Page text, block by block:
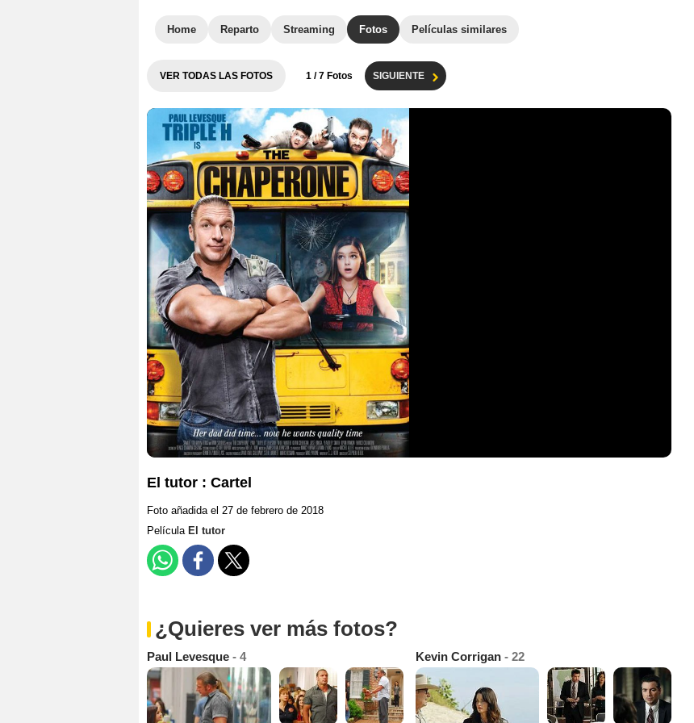
Home Reparto Streaming Fotos Películas similares
VER TODAS LAS FOTOS 1 / 7 Fotos SIGUIENTE
El tutor : Cartel
Foto añadida el 27 de febrero de 2018
Película El tutor
¿Quieres ver más fotos?
Paul Levesque - 4 Kevin Corrigan - 22